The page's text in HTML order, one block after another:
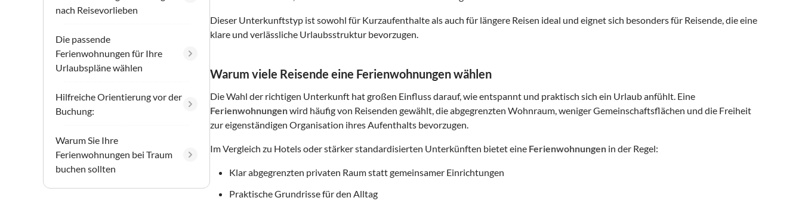
nach Reisevorlieben
Die passende
Ferienwohnungen für Ihre
Urlaubspläne wählen
Hilfreiche Orientierung vor der
Buchung:
Warum Sie Ihre
Ferienwohnungen bei Traum
buchen sollten
Dieser Unterkunftstyp ist sowohl für Kurzaufenthalte als auch für längere Reisen ideal und eignet sich besonders für Reisende, die eine
klare und verlässliche Urlaubsstruktur bevorzugen.
Warum viele Reisende eine Ferienwohnungen wählen
Die Wahl der richtigen Unterkunft hat großen Einfluss darauf, wie entspannt und praktisch sich ein Urlaub anfühlt. Eine
Ferienwohnungenwird häufig von Reisenden gewählt, die abgegrenzten Wohnraum, weniger Gemeinschaftsflächen und die Freiheit
zur eigenständigen Organisation ihres Aufenthalts bevorzugen.
Im Vergleich zu Hotels oder stärker standardisierten Unterkünften bietet eine Ferienwohnungen in der Regel:
Klar abgegrenzten privaten Raum statt gemeinsamer Einrichtungen
Praktische Grundrisse für den Alltag